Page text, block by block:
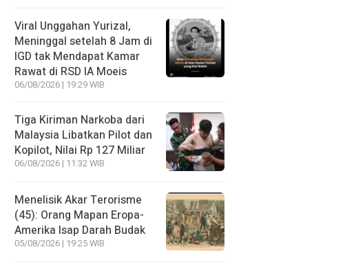
Viral Unggahan Yurizal,
Meninggal setelah 8 Jam di
IGD tak Mendapat Kamar
Rawat di RSD IA Moeis
06/08/2026 | 19:29 WIB
Tiga Kiriman Narkoba dari
Malaysia Libatkan Pilot dan
Kopilot, Nilai Rp 127 Miliar
06/08/2026 | 11:32 WIB
Menelisik Akar Terorisme
(45): Orang Mapan Eropa-
Amerika Isap Darah Budak
05/08/2026 | 19:25 WIB